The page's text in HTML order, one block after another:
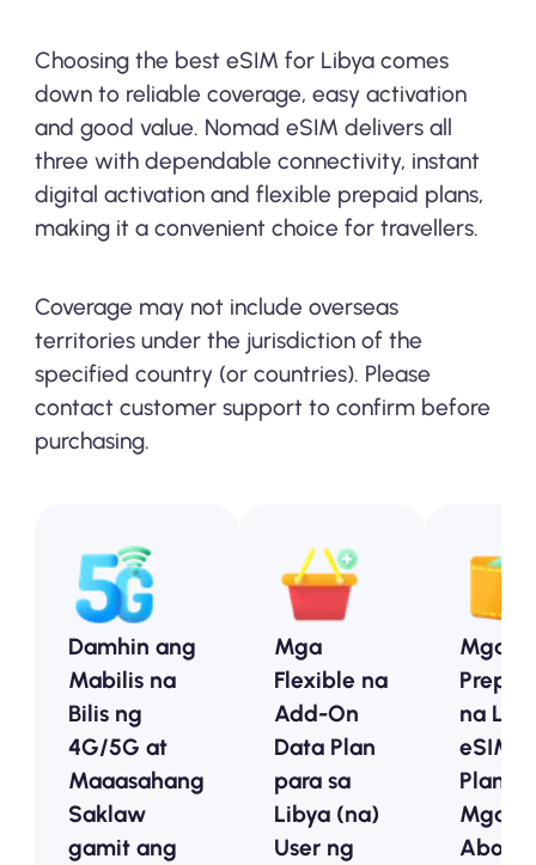
Choosing the best eSIM for Libya comes
down to reliable coverage, easy activation
and good value. Nomad eSIM delivers all
three with dependable connectivity, instant
digital activation and flexible prepaid plans,
making it a convenient choice for travellers.
Coverage may not include overseas
territories under the jurisdiction of the
specified country (or countries). Please
contact customer support to confirm before
purchasing.
Damhin ang
Mabilis na
Bilis ng
4G/5G at
Maaasahang
Saklaw
gamit ang
Mga
Flexible na
Add-On
Data Plan
para sa
Libya (na)
User ng
Mga
na
eSIM
Plan -
Mga
Abot-